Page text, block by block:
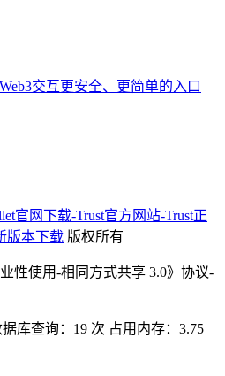
交互更安全、更简单的入口
官网下载-Trust官方网站-Trust正
版本下载 版权所有
性使用-相同方式共享 3.0》协议-
库查询：19 次 占用内存：3.75